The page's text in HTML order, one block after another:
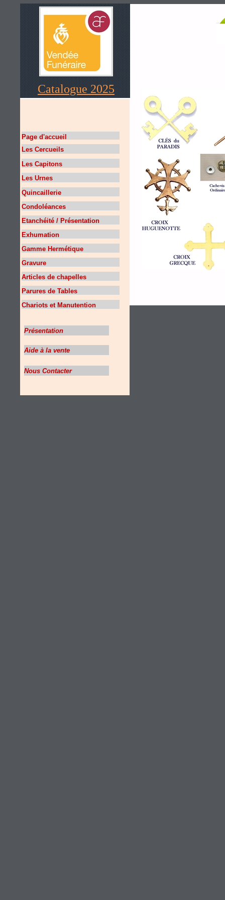
Catalogue 2025
Page d'accueil
Les Cercueils
Les Capitons
Les Urnes
Quincaillerie
Condoléances
Etanchéité / Présentation
Exhumation
Gamme Hermétique
Gravure
Chariots et Manutention
Présentation
Aide à la vente
Nous Contacter
Articles de chapelles
Parures de Tables